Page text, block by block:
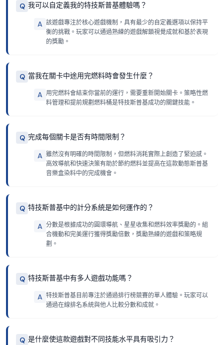
Q 我可以自定義我的特技斯普基體驗嗎？
A 該遊戲專注於核心遊戲機制，具有最少的自定義選項以保持平
衡的挑戰。玩家可以通過熟練的遊戲解鎖視覺成就和基於表現
的獎勵。
Q 當我在關卡中途用完燃料時會發生什麼？
A 用完燃料會結束你當前的運行，需要重新開始關卡。策略性燃
料管理和提前規劃燃料桶是特技斯普基成功的關鍵技能。
Q 完成每個關卡是否有時間限制？
A 雖然沒有明確的時間限制，但燃料消耗實際上創造了緊迫感。
高效導航和快速決策有助於節約燃料並提高在這款動態斯普基
音樂盒染料中的完成機會。
Q 特技斯普基中的計分系統是如何運作的？
A 分數是根據成功的圓環導航、星星收集和燃料效率獎勵的。組
合機動和完美運行獲得獎勵倍數，獎勵熟練的遊戲和策略規
劃。
Q 特技斯普基中有多人遊戲功能嗎？
A 特技斯普基目前專注於通過排行榜競賽的單人體驗。玩家可以
通過在線排名系統與他人比較分數和成就。
Q 是什麼使這款遊戲對不同技能水平具有吸引力？